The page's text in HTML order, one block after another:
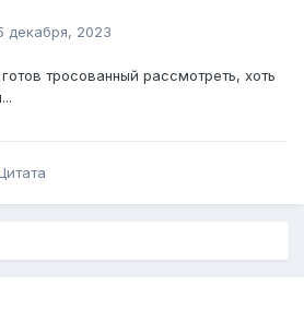
декабря, 2023
тросованный рассмотреть, хоть